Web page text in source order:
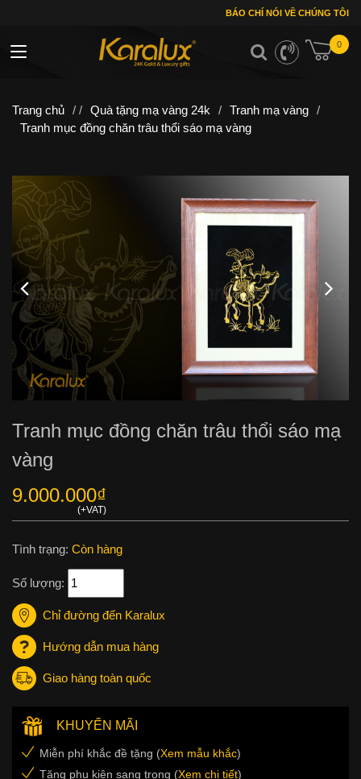
BÁO CHÍ NÓI VỀ CHÚNG TÔI
0
Toggle navigation
Trang chủ / / Quà tặng mạ vàng 24k / Tranh mạ vàng /
Tranh mục đồng chăn trâu thổi sáo mạ vàng
Tranh mục đồng chăn trâu thổi sáo mạ
vàng
9.000.000₫
Tình trạng: Còn hàng
Số lượng:
Chỉ đường đến Karalux
Hướng dẫn mua hàng
Giao hàng toàn quốc
KHUYẾN MÃI
Miễn phí khắc đề tặng (Xem mẫu khắc)
Tặng phụ kiện sang trọng (Xem chi tiết)